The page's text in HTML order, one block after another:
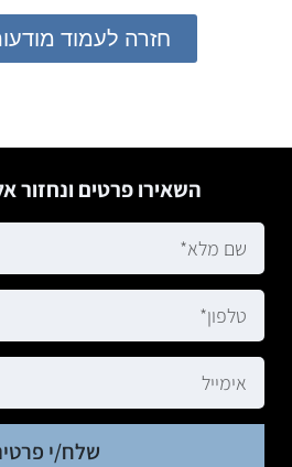
חזרה לעמוד
השאירו פרטים ונחזור
שלח/י